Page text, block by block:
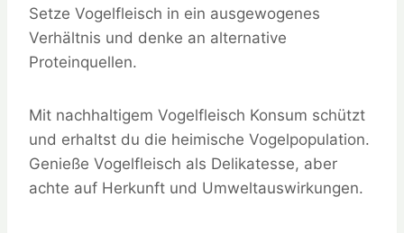
Setze Vogelfleisch in ein ausgewogenes
Verhältnis und denke an alternative
Proteinquellen.
Mit nachhaltigem Vogelfleisch Konsum schützt
und erhaltst du die heimische Vogelpopulation.
Genieße Vogelfleisch als Delikatesse, aber
achte auf Herkunft und Umweltauswirkungen.